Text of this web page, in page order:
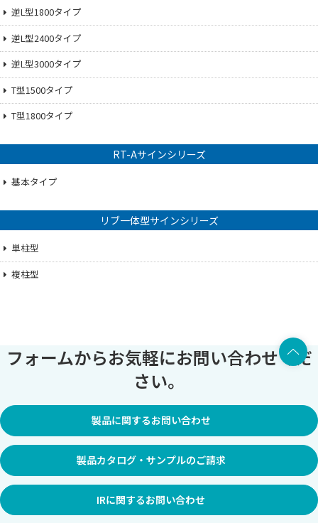
逆L型1800タイプ
逆L型2400タイプ
逆L型3000タイプ
T型1500タイプ
T型1800タイプ
RT-Aサインシリーズ
基本タイプ
リブ一体型サインシリーズ
単柱型
複柱型
フォームからお気軽にお問い合わせくだ
さい。
製品に関するお問い合わせ
製品カタログ・サンプルのご請求
IRに関するお問い合わせ